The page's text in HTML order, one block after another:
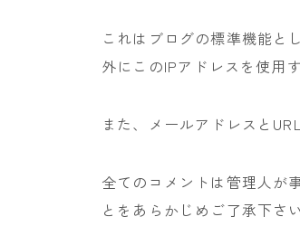
これはブログの標準機能と
外にこのIPアドレスを使用
また、メールアドレスと
全てのコメントは管理人が
とをあらかじめご了承下さい